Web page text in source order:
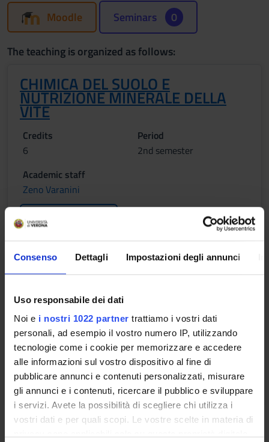
Consenso Dettagli Impostazioni degli annunci
Uso responsabile dei dati
Noi e i nostri 1022 partner trattiamo i vostri dati
personali, ad esempio il vostro numero IP, utilizzando
tecnologie come i cookie per memorizzare e accedere
alle informazioni sul vostro dispositivo al fine di
pubblicare annunci e contenuti personalizzati, misurare
gli annunci e i contenuti, ricercare il pubblico e sviluppare
i servizi. Avete la possibilità di scegliere chi utilizza i
vostri dati e per quali scopi. Le vostre scelte in materia di
Moodle Seminars 0
The teaching is organized as follows:
CHIMICA DEL SUOLO E
NUTRIZIONE MINERALE DELLA
VITE
Credits
6
Period
2nd semester
Academic staff
Zeno Varanini
Lessons timetable
BIOCHIMICA AGRARIA
Credits
6
See the unit page
Academic staff
See the unit page
Lessons timetable
Learning objectives